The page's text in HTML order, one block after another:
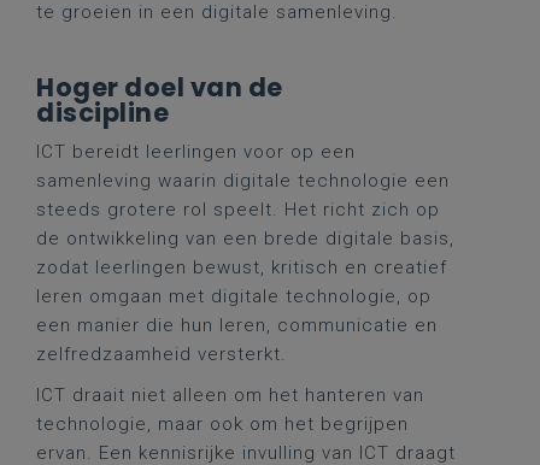
te groeien in een digitale samenleving.
Hoger doel van de
discipline
ICT bereidt leerlingen voor op een
samenleving waarin digitale technologie een
steeds grotere rol speelt. Het richt zich op
de ontwikkeling van een brede digitale basis,
zodat leerlingen bewust, kritisch en creatief
leren omgaan met digitale technologie, op
een manier die hun leren, communicatie en
zelfredzaamheid versterkt.
ICT draait niet alleen om het hanteren van
technologie, maar ook om het begrijpen
ervan. Een kennisrijke invulling van ICT draagt